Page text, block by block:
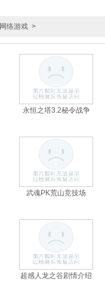
网络游戏 >
永恒之塔3.2秘令战争
武魂PK荒山竞技场
超感人龙之谷剧情介绍